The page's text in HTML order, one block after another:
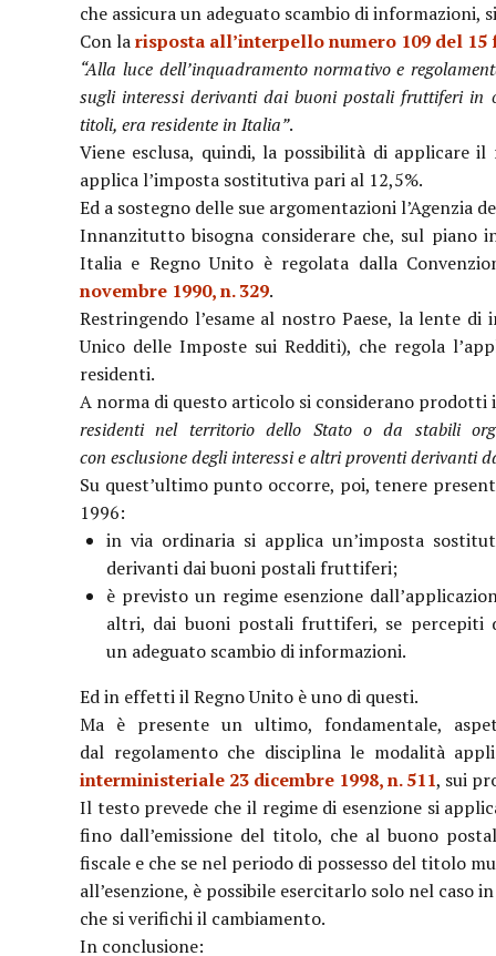
che assicura un adeguato scambio di informazioni,
Con larisposta all’interpello numero 109 del 15
“Alla luce dell’inquadramento normativo e
sugli interessi derivanti dai buoni postali fruttiferi in
titoli, era residente in Italia”.
Viene esclusa, quindi, la possibilità di applicare
applica l’imposta sostitutiva pari al 12,5%.
Ed a sostegno delle sue argomentazioni
Innanzitutto bisogna considerare che, sul piano
Italia e Regno Unito è regolata dalla
novembre 1990, n. 329.
Restringendo l’esame al nostro Paese, la lente di
Unico delle Imposte sui Redditi), che regola
residenti.
A norma di questo articolo si considerano
residenti nel territorio dello Stato o da stabili
con esclusione degli interessi e altri proventi derivanti
Su quest’ultimo punto occorre, poi, tenere
1996:
in via ordinaria si applica un’imposta
derivanti dai buoni postali fruttiferi;
è previsto un regime esenzione
altri, dai buoni postali fruttiferi, se percepiti
un adeguato scambio di informazioni.
Ed in effetti il Regno Unito è uno di questi.
Ma è presente un ultimo, fondamentale,
dal regolamento che disciplina le modalità
interministeriale 23 dicembre 1998, n. 511, sui
Il testo prevede che il regime di esenzione si
fino dall’emissione del titolo, che al buono
fiscale e che se nel periodo di possesso del titolo
all’esenzione, è possibile esercitarlo solo nel caso
che si verifichi il cambiamento.
In conclusione: